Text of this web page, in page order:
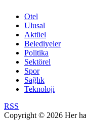
Otel
Ulusal
Aktüel
Belediyeler
Politika
Sektörel
Spor
Sağlık
Teknoloji
RSS
Copyright © 2026 Her